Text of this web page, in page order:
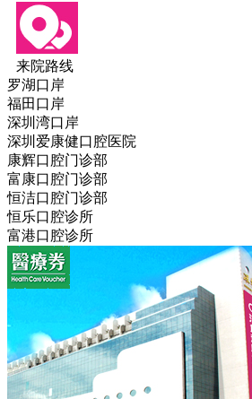
来院路线
罗湖口岸
福田口岸
深圳湾口岸
深圳爱康健口腔医院
康辉口腔门诊部
富康口腔门诊部
恒洁口腔门诊部
恒乐口腔诊所
富港口腔诊所